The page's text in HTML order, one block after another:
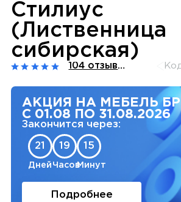
Стилиус
(Лиственница
сибирская)
104 отзывов
АКЦИЯ НА МЕБЕЛЬ
С 01.08 ПО 31.08.2026
Закончится через:
21 19 15
Дней ЧасовМинут
Подробнее